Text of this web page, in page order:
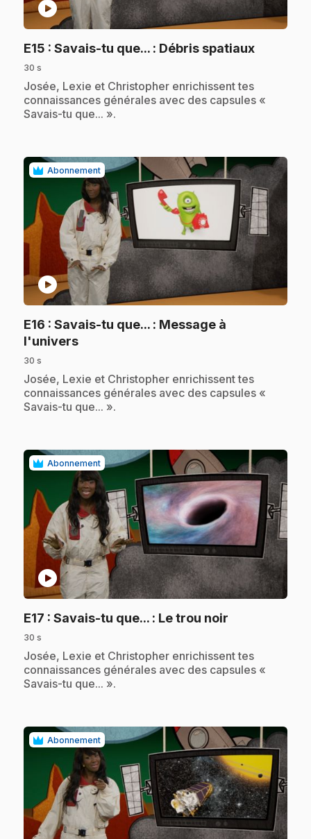
play_circle
E15 : Savais-tu que... : Débris spatiaux.
30 s
.Josée, Lexie et Christopher enrichissent tes
connaissances générales avec des capsules «
Savais-tu que... ».
Abonnement
play_circle
E16 : Savais-tu que... : Message à
l'univers.
30 s
.Josée, Lexie et Christopher enrichissent tes
connaissances générales avec des capsules «
Savais-tu que... ».
Abonnement
play_circle
E17 : Savais-tu que... : Le trou noir
30 s
.Josée, Lexie et Christopher enrichissent tes
connaissances générales avec des capsules «
Savais-tu que... ».
Abonnement